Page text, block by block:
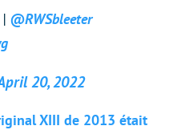
| @RWSbleeter
20, 2022
XIII de 2013 était